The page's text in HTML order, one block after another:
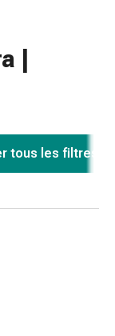
|
tous les filtres